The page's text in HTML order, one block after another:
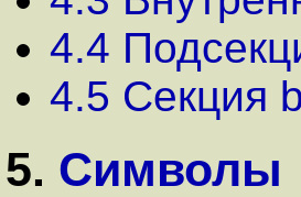
4.4
4.5 Секция
5. Символы